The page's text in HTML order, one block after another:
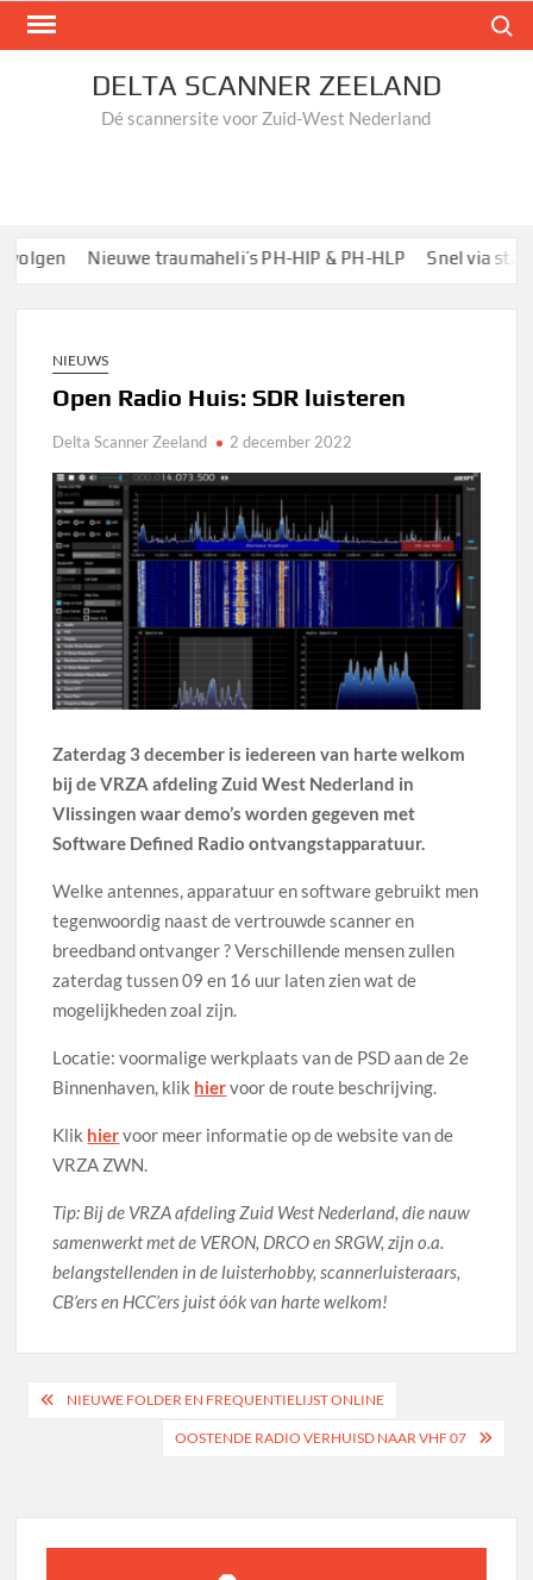
Zoek
DELTA SCANNER ZEELAND
Dé scannersite voor Zuid-West Nederland
Nieuwe traumaheli’s PH-HIP & PH-HLP Snel via
NIEUWS
Open Radio Huis: SDR luisteren
Delta Scanner Zeeland 2 december 2022
Zaterdag 3 december is iedereen van harte welkom
bij de VRZA afdeling Zuid West Nederland in
Vlissingen waar demo’s worden gegeven met
Software Defined Radio ontvangstapparatuur.
Welke antennes, apparatuur en software gebruikt men
tegenwoordig naast de vertrouwde scanner en
breedband ontvanger ? Verschillende mensen zullen
zaterdag tussen 09 en 16 uur laten zien wat de
mogelijkheden zoal zijn.
Locatie: voormalige werkplaats van de PSD aan de 2e
Binnenhaven, klik hiervoor de route beschrijving.
Klik hiervoor meer informatie op de website van de
VRZA ZWN.
Tip: Bij de VRZA afdeling Zuid West Nederland, die nauw
samenwerkt met de VERON, DRCO en SRGW, zijn o.a.
belangstellenden in de luisterhobby, scannerluisteraars,
CB’ers en HCC’ers juist óók van harte welkom!
Bericht
NIEUWE FOLDER EN FREQUENTIELIJST ONLINE
OOSTENDE RADIO VERHUISD NAAR VHF 07